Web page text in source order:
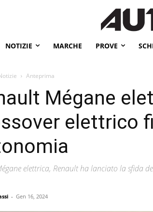
NOTIZIE MARCHE PROVE
Anteprima
Mégane
elettrico
elettrica, Renault ha lanciato la sfida
- Gen 16, 2024